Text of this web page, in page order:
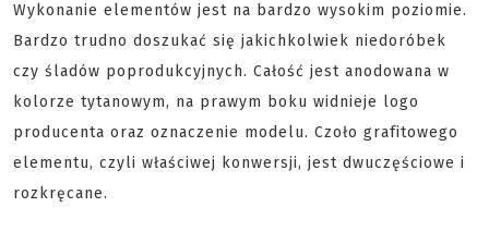
Wykonanie elementów jest na bardzo wysokim poziomie.
Bardzo trudno doszukać się jakichkolwiek niedoróbek
czy śladów poprodukcyjnych. Całość jest anodowana w
kolorze tytanowym, na prawym boku widnieje logo
producenta oraz oznaczenie modelu. Czoło grafitowego
elementu, czyli właściwej konwersji, jest dwuczęściowe i
rozkręcane.